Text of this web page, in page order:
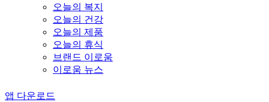
오늘의 복지
오늘의 건강
오늘의 제품
오늘의 휴식
브랜드 이로움
이로움 뉴스
앱 다운로드